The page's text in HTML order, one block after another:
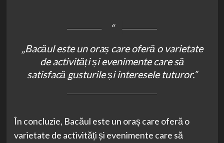
„Bacăul este un oraș care oferă o varietate
de activități și evenimente care să
satisfacă gusturile și interesele tuturor.”
În concluzie, Bacăul este un oraș care oferă o
varietate de activități și evenimente care să